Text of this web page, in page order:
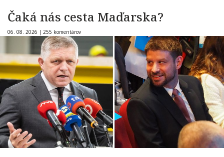
Čaká nás cesta Maďarska?
06. 08. 2026 | 255 komentárov